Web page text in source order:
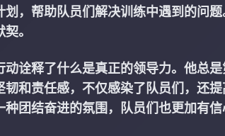
，帮助队员们解决训练中遇到的问
。
诠释了什么是真正的领导力。他总
和责任感，不仅感染了队员们，还
团结奋进的氛围，队员们也更加有